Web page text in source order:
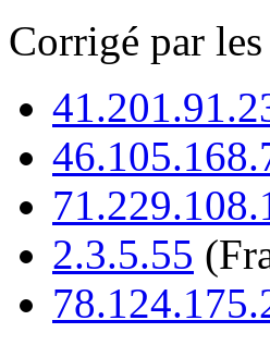
Corrigé par
2.3.5.55